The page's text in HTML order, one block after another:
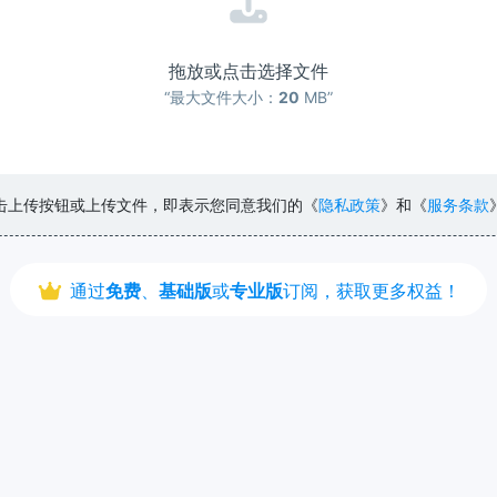
拖放或点击选择文件
“最大文件大小： 20 MB”
上传按钮或上传文件，即表示您同意我们的《隐私政策》和《服务条款
通过免费、 基础版或专业版订阅，获取更多权益！